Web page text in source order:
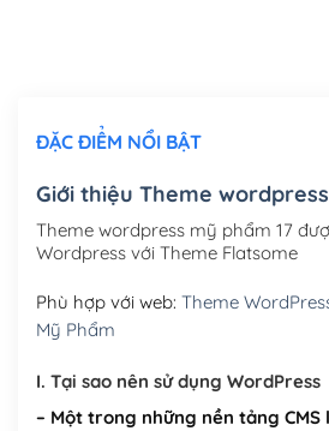
Mua thêm Host + Tên miền
Tên miền quốc tế .com .net
Tên miền Việt Nam .vn (1 năm)
Hosting 3GB SSD (1 năm)
Hosting 5GB SSD (1 năm)
Hosting 8GB SSD (1 năm)
ĐẶC ĐIỂM NỔI BẬT
Giới thiệu Theme
Theme wordpress mỹ phẩm 17
Wordpress với Theme Flatsome
Phù hợp với web: Theme
Mỹ Phẩm
I. Tại sao nên sử dụng WordPress
– Một trong những nền tảng CMS